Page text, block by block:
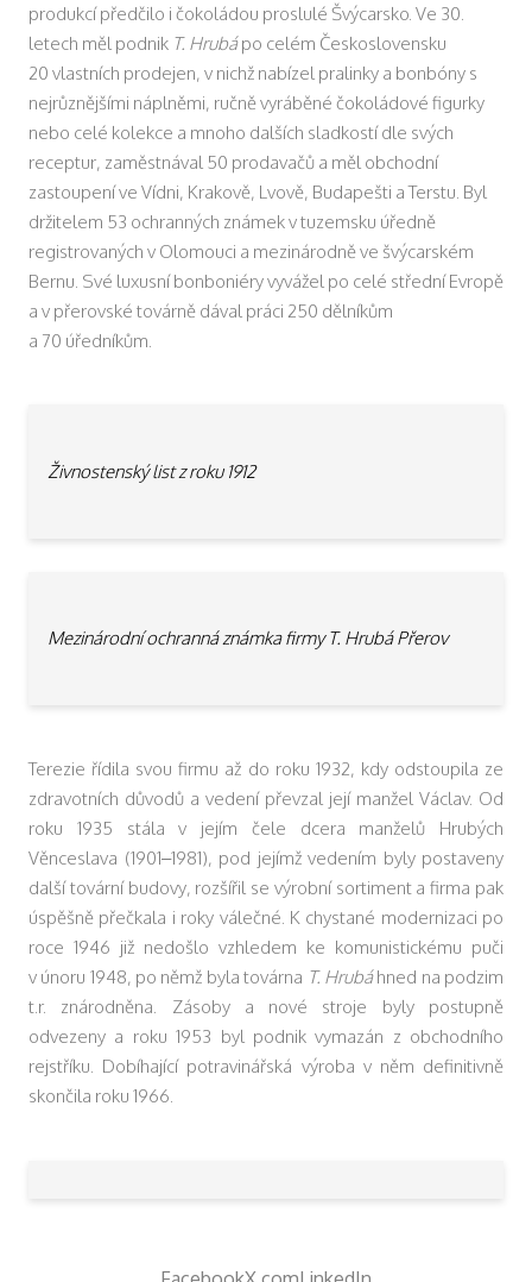
produkcí předčilo i čokoládou proslulé Švýcarsko. Ve 30.
letech měl podnik T. Hrubápo celém Československu
20 vlastních prodejen, v nichž nabízel pralinky a bonbóny s
nejrůznějšími náplněmi, ručně vyráběné čokoládové figurky
nebo celé kolekce a mnoho dalších sladkostí dle svých
receptur, zaměstnával 50 prodavačů a měl obchodní
zastoupení ve Vídni, Krakově, Lvově, Budapešti a Terstu. Byl
držitelem 53 ochranných známek v tuzemsku úředně
registrovaných v Olomouci a mezinárodně ve švýcarském
Bernu. Své luxusní bonboniéry vyvážel po celé střední Evropě
a v přerovské továrně dával práci 250 dělníkům
a 70 úředníkům.
Živnostenský list z roku 1912
Mezinárodní ochranná známka firmy T. Hrubá Přerov
Terezie řídila svou firmu až do roku 1932, kdy odstoupila ze
zdravotních důvodů a vedení převzal její manžel Václav. Od
roku 1935 stála v jejím čele dcera manželů Hrubých
Věnceslava (1901–1981), pod jejímž vedením byly postaveny
další tovární budovy, rozšířil se výrobní sortiment a firma pak
úspěšně přečkala i roky válečné. K chystané modernizaci po
roce 1946 již nedošlo vzhledem ke komunistickému puči
v únoru 1948, po němž byla továrna T. Hrubáhned na podzim
t.r. znárodněna. Zásoby a nové stroje byly postupně
odvezeny a roku 1953 byl podnik vymazán z obchodního
rejstříku. Dobíhající potravinářská výroba v něm definitivně
skončila roku 1966.